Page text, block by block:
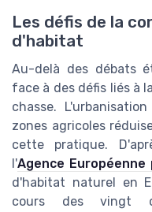
Les défis de la
d'habitat
Au-delà des débats
face à des défis liés à
chasse.
zones agricoles
cette pratique.
l'Agence
d'habitat naturel en
cours des vingt